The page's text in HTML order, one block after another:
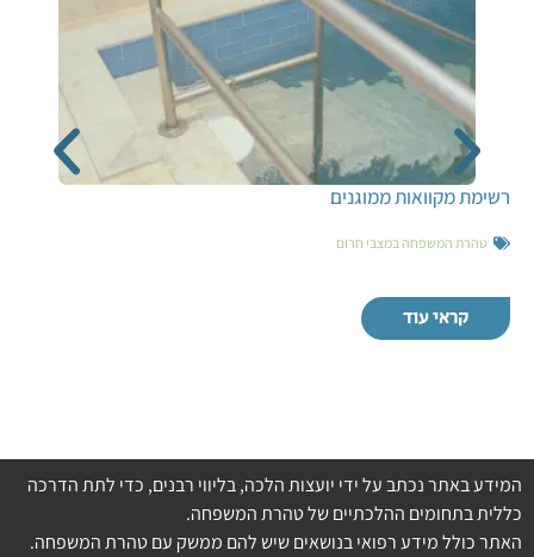
רשימת מקוואות ממוגנים
טהרת המשפחה במצבי חרום
קראי עוד
המידע באתר נכתב על ידי יועצות הלכה, בליווי רבנים, כדי לתת הדרכה
כללית בתחומים ההלכתיים של טהרת המשפחה.
האתר כולל מידע רפואי בנושאים שיש להם ממשק עם טהרת המשפחה.